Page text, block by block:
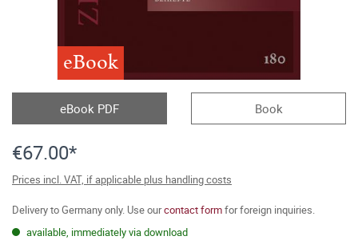
eBook
eBook PDF Book
€67.00*
Prices incl. VAT, if applicable plus handling costs
Delivery to Germany only. Use ourcontact formfor foreign inquiries.
available, immediately via download